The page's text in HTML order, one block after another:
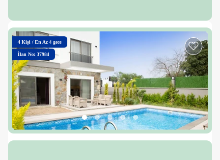
4 Kişi / En Az 4 gece
İlan No: 37984